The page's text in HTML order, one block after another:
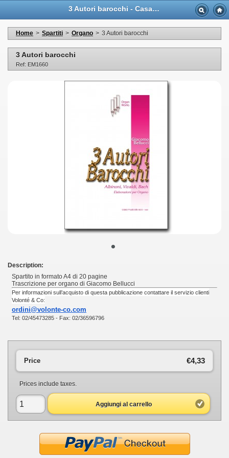
3 Autori barocchi - Casa Musicale Eco
Home > Spartiti > Organo > 3 Autori barocchi
3 Autori barocchi
Ref: EM1660
•
Description:
Spartito in formato A4 di 20 pagine
Trascrizione per organo di Giacomo Bellucci
Per informazioni sull’acquisto di questa pubblicazione contattare il servizio clienti
Volonté & Co:
ordini@volonte-co.com
Tel: 02/45473285 - Fax: 02/36596796
€4,33
Price
Prices include taxes.
Aggiungi al carrello